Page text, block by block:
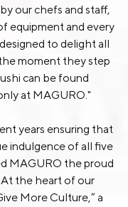
our chefs and staff,
equipment and every
to delight all
moment they step
can be found
at MAGURO."
years ensuring that
indulgence of all five
MAGURO the proud
At the heart of our
More Culture,” a